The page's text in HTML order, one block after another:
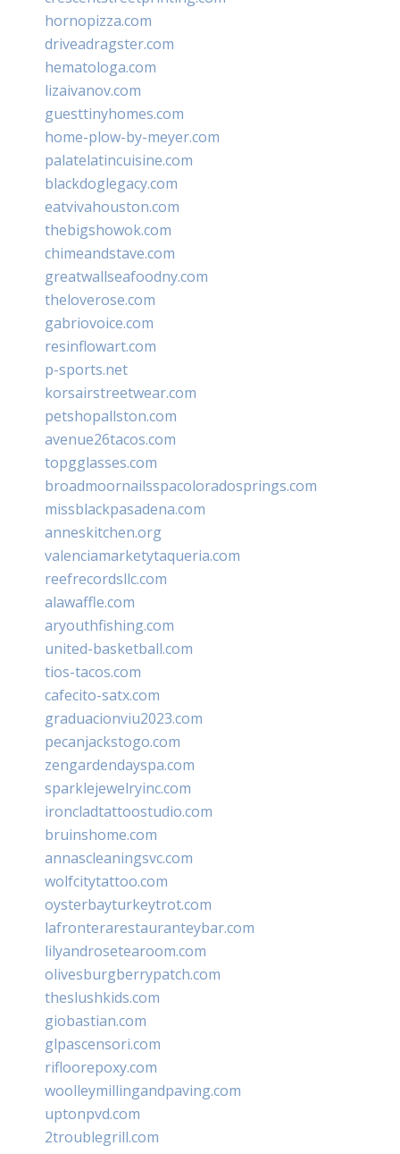
hornopizza.com
driveadragster.com
hematologa.com
lizaivanov.com
guesttinyhomes.com
home-plow-by-meyer.com
palatelatincuisine.com
blackdoglegacy.com
eatvivahouston.com
thebigshowok.com
chimeandstave.com
greatwallseafoodny.com
theloverose.com
gabriovoice.com
resinflowart.com
p-sports.net
korsairstreetwear.com
petshopallston.com
avenue26tacos.com
topgglasses.com
broadmoornailsspacoloradosprings.com
missblackpasadena.com
anneskitchen.org
valenciamarketytaqueria.com
reefrecordsllc.com
alawaffle.com
aryouthfishing.com
united-basketball.com
tios-tacos.com
cafecito-satx.com
graduacionviu2023.com
pecanjackstogo.com
zengardendayspa.com
sparklejewelryinc.com
ironcladtattoostudio.com
bruinshome.com
annascleaningsvc.com
wolfcitytattoo.com
oysterbayturkeytrot.com
lafronterarestauranteybar.com
lilyandrosetearoom.com
olivesburgberrypatch.com
theslushkids.com
giobastian.com
glpascensori.com
rifloorepoxy.com
woolleymillingandpaving.com
uptonpvd.com
2troublegrill.com